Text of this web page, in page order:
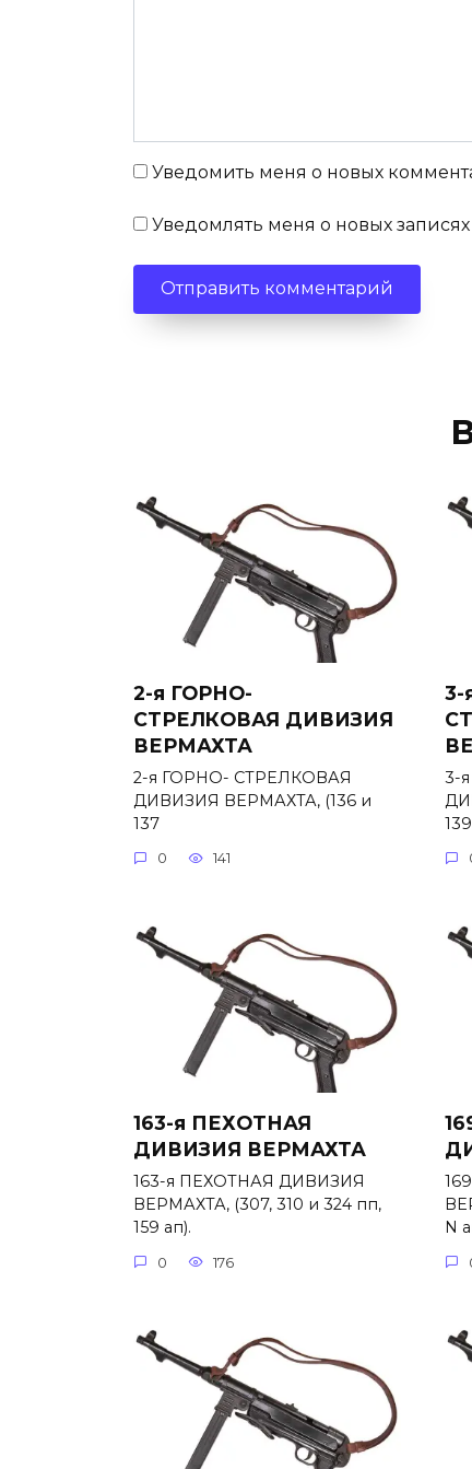
Уведомить меня о новых
Уведомлять меня о новых записях
2-я ГОРНО-
СТРЕЛКОВАЯ ДИВИЗИЯ
ВЕРМАХТА
2-я ГОРНО- СТРЕЛКОВАЯ
ДИВИЗИЯ ВЕРМАХТА, (136 и
137
0 141
3-
3-
139
163-я ПЕХОТНАЯ
ДИВИЗИЯ ВЕРМАХТА
163-я ПЕХОТНАЯ ДИВИЗИЯ
ВЕРМАХТА, (307, 310 и 324 пп,
159 ап).
0 176
N